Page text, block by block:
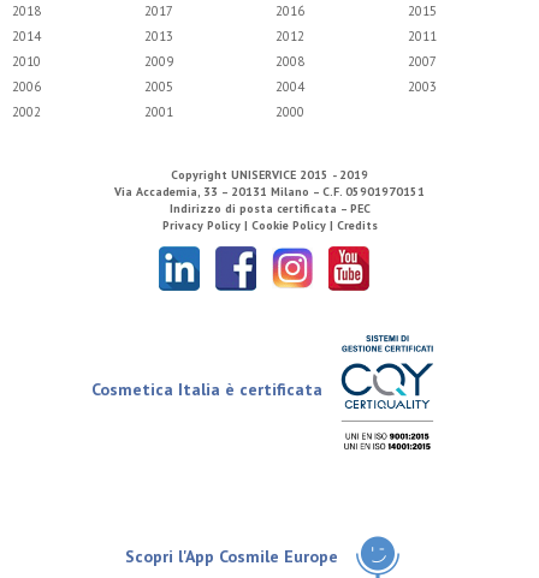
2018
2017 2016
2015
2014
2013 2012
2011
2010
2009 2008
2007
2006
2005 2004
2003
2002
2001 2000
Copyright UNISERVICE 2015 - 2019
Via Accademia, 33 – 20131 Milano – C.F. 05901970151
Indirizzo di posta certificata – PEC
Privacy Policy | Cookie Policy | Credits
Cosmetica Italia è certificata
Scopri l'App Cosmile Europe